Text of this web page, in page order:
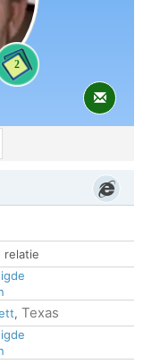
2
relatie
, Texas